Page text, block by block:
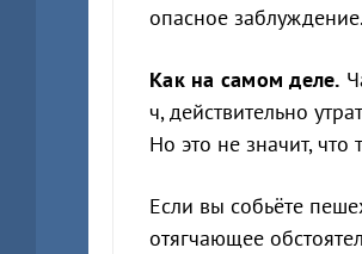
опасное заблуждение.
Как на самом деле.
ч, действительно
Но это не значит,
Если вы собьёте
отягчающее